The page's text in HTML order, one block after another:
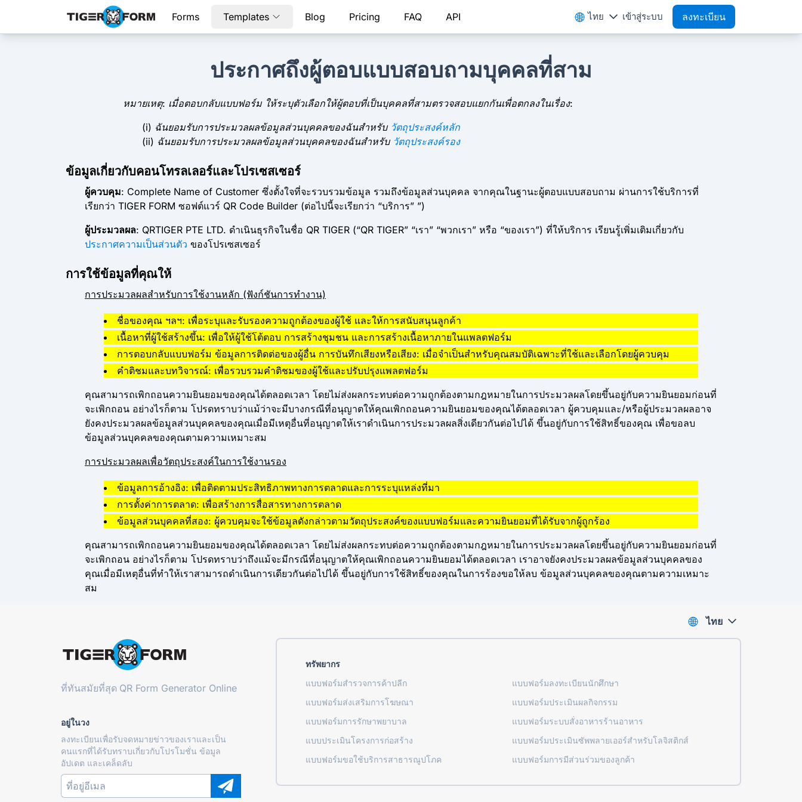
Forms Templates Blog Pricing FAQ API ไทย เข้าสู่ระบบ ลงทะเบียน
ประกาศถึงผู้ตอบแบบสอบถามบุคคลที่สาม
หมายเหตุ: เมื่อตอบกลับแบบฟอร์ม ให้ระบุตัวเลือกให้ผู้ตอบที่เป็นบุคคลที่สามตรวจสอบแยกกันเพื่อตกลงในเรื่อง:
(i) ฉันยอมรับการประมวลผลข้อมูลส่วนบุคคลของฉันสำหรับ วัตถุประสงค์หลัก
(ii) ฉันยอมรับการประมวลผลข้อมูลส่วนบุคคลของฉันสำหรับ วัตถุประสงค์รอง
ข้อมูลเกี่ยวกับคอนโทรลเลอร์และโปรเซสเซอร์
ผู้ควบคุม: Complete Name of Customer ซึ่งตั้งใจที่จะรวบรวมข้อมูล รวมถึงข้อมูลส่วนบุคคล จากคุณในฐานะผู้ตอบแบบสอบถาม ผ่านการใช้บริการที่
เรียกว่า TIGER FORM ซอฟต์แวร์ QR Code Builder (ต่อไปนี้จะเรียกว่า “บริการ” ”)
ผู้ประมวลผล: QRTIGER PTE LTD. ดำเนินธุรกิจในชื่อ QR TIGER (“QR TIGER” “เรา” “พวกเรา” หรือ “ของเรา”) ที่ให้บริการ เรียนรู้เพิ่มเติมเกี่ยวกับ
ประกาศความเป็นส่วนตัว ของโปรเซสเซอร์
การใช้ข้อมูลที่คุณให้
การประมวลผลสำหรับการใช้งานหลัก (ฟังก์ชันการทำงาน)
ชื่อของคุณ ฯลฯ: เพื่อระบุและรับรองความถูกต้องของผู้ใช้ และให้การสนับสนุนลูกค้า
เนื้อหาที่ผู้ใช้สร้างขึ้น: เพื่อให้ผู้ใช้โต้ตอบ การสร้างชุมชน และการสร้างเนื้อหาภายในแพลตฟอร์ม
การตอบกลับแบบฟอร์ม ข้อมูลการติดต่อของผู้อื่น การบันทึกเสียงหรือเสียง: เมื่อจำเป็นสำหรับคุณสมบัติเฉพาะที่ใช้และเลือกโดยผู้ควบคุม
คำติชมและบทวิจารณ์: เพื่อรวบรวมคำติชมของผู้ใช้และปรับปรุงแพลตฟอร์ม
คุณสามารถเพิกถอนความยินยอมของคุณได้ตลอดเวลา โดยไม่ส่งผลกระทบต่อความถูกต้องตามกฎหมายในการประมวลผลโดยขึ้นอยู่กับความยินยอมก่อนที่
จะเพิกถอน อย่างไรก็ตาม โปรดทราบว่าแม้ว่าจะมีบางกรณีที่อนุญาตให้คุณเพิกถอนความยินยอมของคุณได้ตลอดเวลา ผู้ควบคุมและ/หรือผู้ประมวลผลอาจ
ยังคงประมวลผลข้อมูลส่วนบุคคลของคุณเมื่อมีเหตุอื่นที่อนุญาตให้เราดำเนินการประมวลผลสิ่งเดียวกันต่อไปได้ ขึ้นอยู่กับการใช้สิทธิ์ของคุณ เพื่อขอลบ
ข้อมูลส่วนบุคคลของคุณตามความเหมาะสม
การประมวลผลเพื่อวัตถุประสงค์ในการใช้งานรอง
ข้อมูลการอ้างอิง: เพื่อติดตามประสิทธิภาพทางการตลาดและการระบุแหล่งที่มา
การตั้งค่าการตลาด: เพื่อสร้างการสื่อสารทางการตลาด
ข้อมูลส่วนบุคคลที่สอง: ผู้ควบคุมจะใช้ข้อมูลดังกล่าวตามวัตถุประสงค์ของแบบฟอร์มและความยินยอมที่ได้รับจากผู้ถูกร้อง
คุณสามารถเพิกถอนความยินยอมของคุณได้ตลอดเวลา โดยไม่ส่งผลกระทบต่อความถูกต้องตามกฎหมายในการประมวลผลโดยขึ้นอยู่กับความยินยอมก่อนที่
จะเพิกถอน อย่างไรก็ตาม โปรดทราบว่าถึงแม้จะมีกรณีที่อนุญาตให้คุณเพิกถอนความยินยอมได้ตลอดเวลา เราอาจยังคงประมวลผลข้อมูลส่วนบุคคลของ
คุณเมื่อมีเหตุอื่นที่ทำให้เราสามารถดำเนินการเดียวกันต่อไปได้ ขึ้นอยู่กับการใช้สิทธิ์ของคุณในการร้องขอให้ลบ ข้อมูลส่วนบุคคลของคุณตามความเหมาะ
สม
ที่ทันสมัยที่สุด QR Form Generator Online
อยู่ในวง
ลงทะเบียนเพื่อรับจดหมายข่าวของเราและเป็น
คนแรกที่ได้รับทราบเกี่ยวกับโปรโมชั่น ข้อมูล
อัปเดต และเคล็ดลับ
ทรัพยากร
แบบฟอร์มสำรวจการค้าปลีก
แบบฟอร์มลงทะเบียนนักศึกษา
แบบฟอร์มส่งเสริมการโฆษณา
แบบฟอร์มประเมินผลกิจกรรม
แบบฟอร์มการรักษาพยาบาล
แบบฟอร์มระบบสั่งอาหารร้านอาหาร
แบบประเมินโครงการก่อสร้าง
แบบฟอร์มประเมินซัพพลายเออร์สำหรับโลจิสติกส์
แบบฟอร์มขอใช้บริการสาธารณูปโภค
แบบฟอร์มการมีส่วนร่วมของลูกค้า
ไทย